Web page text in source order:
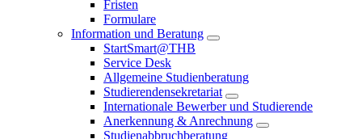
Fristen
Formulare
Information und Beratung
StartSmart@THB
Service Desk
Allgemeine Studienberatung
Studierendensekretariat
Internationale Bewerber und Studierende
Anerkennung & Anrechnung
Studienabbruchberatung